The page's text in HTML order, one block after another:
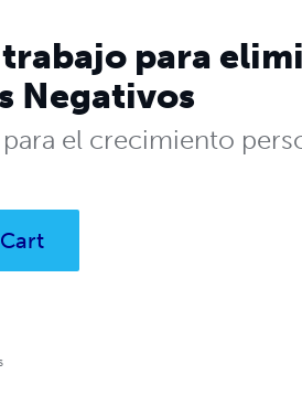
para
Negativos
el crecimiento